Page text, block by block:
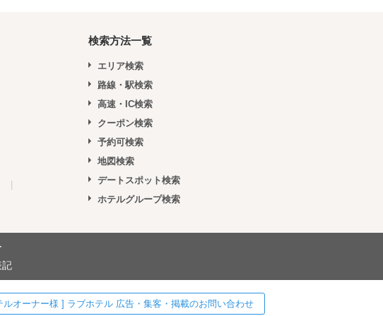
検索方法一覧
エリア検索
路線・駅検索
高速・IC検索
クーポン検索
予約可検索
地図検索
デートスポット検索
ホテルグループ検索
記
ルオーナー様 ] ラブホテル 広告・集客・掲載のお問い合わせ